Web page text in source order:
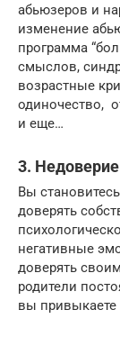
абьюзеров и
изменение
программа
смыслов,
возрастные
одиночество,
и еще…
3.
Вы
доверять
негативные
доверять
родители
вы привыкаете